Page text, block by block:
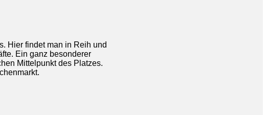
Hier findet man in Reih und
Ein ganz besonderer
Mittelpunkt des Platzes.